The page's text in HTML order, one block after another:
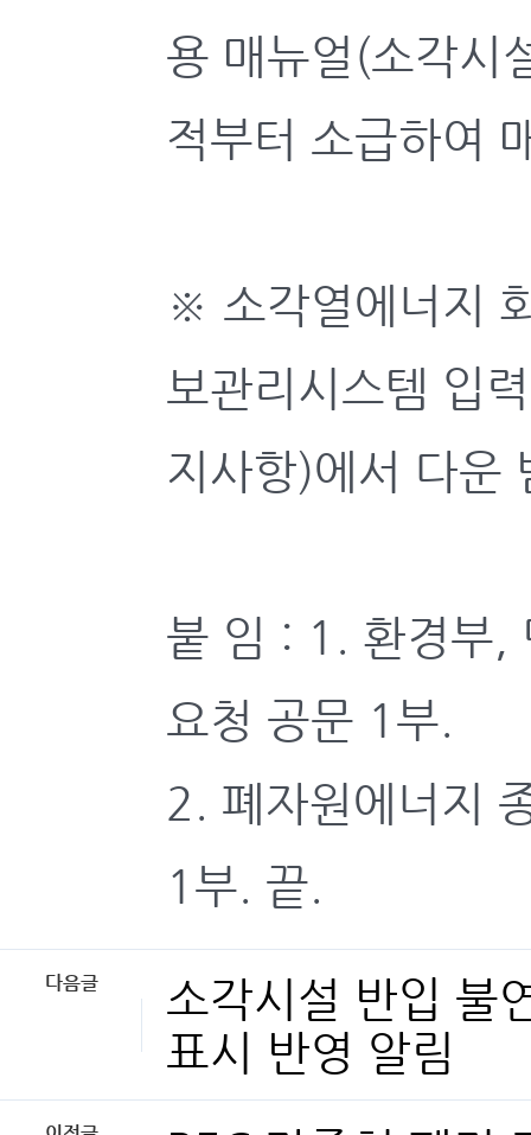
용 매뉴얼(소각시
적부터 소급하여
※ 소각열에너지
보관리시스템 입
지사항)에서 다운
붙 임 : 1. 환경부,
요청 공문 1부.
2. 폐자원에너지
1부. 끝.
다음글
소각시설 반입 불
표시 반영 알림